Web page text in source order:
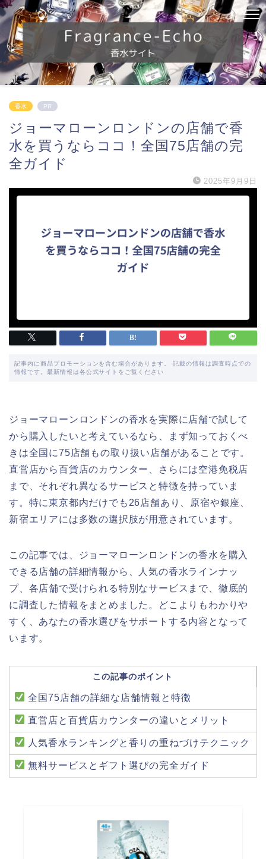
香水 PR
ジョーマローンロンドンの店舗で香
水を買うならココ！全国75店舗の完
全ガイド
2025年9月9日
記事内に商品プロモーションを含む場合があります。 記載の情報は調査時点での
情報です。最新情報は各公式サイトをご覧ください
ジョーマローンロンドンの香水を実際に店舗で試して
から購入したいと考えているなら、まず知っておくべ
きは全国に75店舗もの取り扱い店舗があることです。
直営店から百貨店のカウンター、さらには空港免税店
まで、それぞれ異なるサービスと特徴を持っていま
す。特に東京都内だけでも26店舗あり、原宿や銀座、
新宿エリアには多数の選択肢が用意されています。
この記事では、ジョーマローンロンドンの香水を購入
できる店舗の詳細情報から、人気の香水ラインナッ
プ、各店舗で受けられる特別なサービスまで、徹底的
に調査した情報をまとめました。どこよりもわかりや
すく、あなたの香水選びをサポートする内容となって
います。
この記事のポイント
全国75店舗の詳細な店舗情報と特徴
直営店と百貨店カウンターの違いとメリット
人気香水ランキングと香りの重ねづけテクニック
無料サービスとギフト選びの完全ガイド